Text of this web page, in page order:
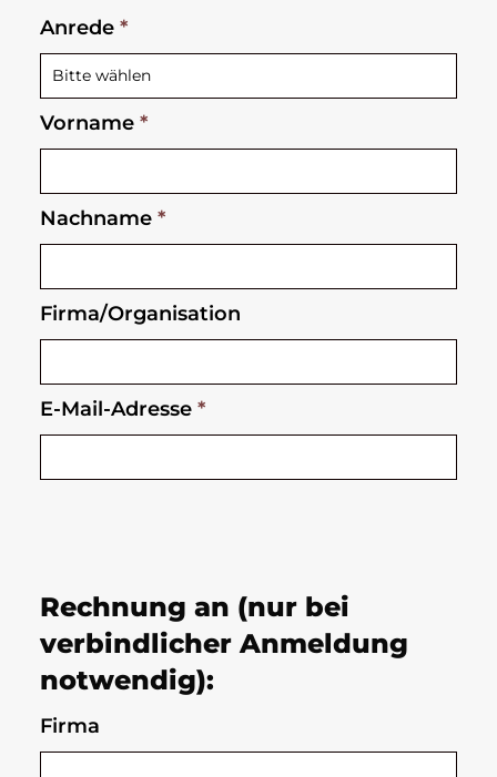
Anrede *
Vorname *
Nachname *
Firma/Organisation
E-Mail-Adresse *
Rechnung an (nur bei
verbindlicher Anmeldung
notwendig):
Firma